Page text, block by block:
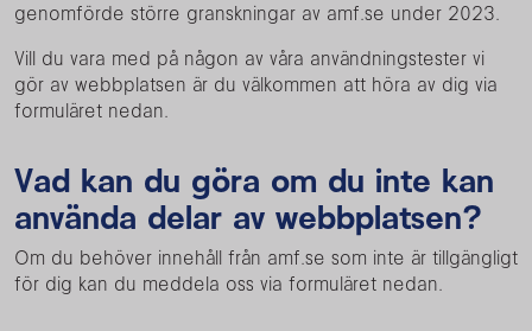
genomförde större granskningar av amf.se under 2023.
Vill du vara med på någon av våra användningstester vi
gör av webbplatsen är du välkommen att höra av dig via
formuläret nedan.
Vad kan du göra om du inte kan
använda delar av webbplatsen?
Om du behöver innehåll från amf.se som inte är tillgängligt
för dig kan du meddela oss via formuläret nedan.